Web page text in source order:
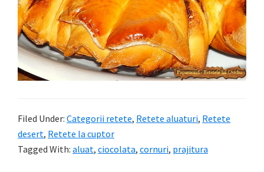
Filed Under: Categorii retete, Retete aluaturi, Retete
desert, Retete la cuptor
Tagged With: aluat, ciocolata, cornuri, prajitura